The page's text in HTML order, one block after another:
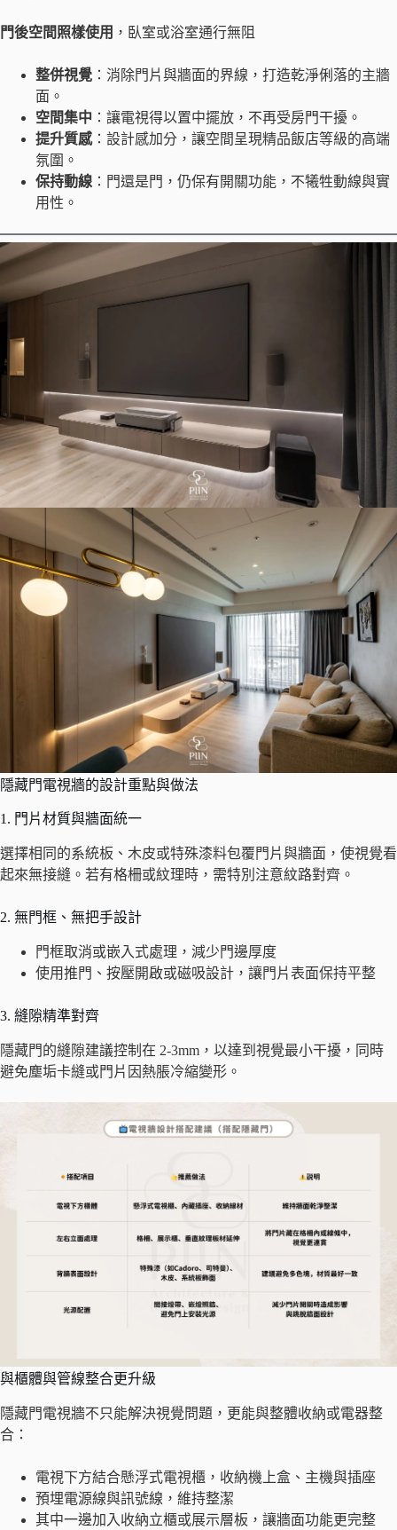
門後空間照樣使用 ，臥室或浴室通行無阻
整併視覺 ：消除門片與牆面的界線，打造乾淨俐落的主牆
面。
空間集中 ：讓電視得以置中擺放，不再受房門干擾。
提升質感：設計感加分，讓空間呈現精品飯店等級的高端
氛圍。
保持動線 ：門還是門，仍保有開關功能，不犧牲動線與實
用性。
隱藏門電視牆的設計重點與做法
1. 門片材質與牆面統一
選擇相同的系統板、木皮或特殊漆料包覆門片與牆面，使視覺看
起來無接縫。若有格柵或紋理時，需特別注意紋路對齊。
2. 無門框、無把手設計
門框取消或嵌入式處理，減少門邊厚度
使用推門、按壓開啟或磁吸設計，讓門片表面保持平整
3. 縫隙精準對齊
隱藏門的縫隙建議控制在 2-3mm，以達到視覺最小干擾，同時
避免塵垢卡縫或門片因熱脹冷縮變形。
與櫃體與管線整合更升級
隱藏門電視牆不只能解決視覺問題，更能與整體收納或電器整
合：
電視下方結合懸浮式電視櫃，收納機上盒、主機與插座
預埋電源線與訊號線，維持整潔
其中一邊加入收納立櫃或展示層板，讓牆面功能更完整